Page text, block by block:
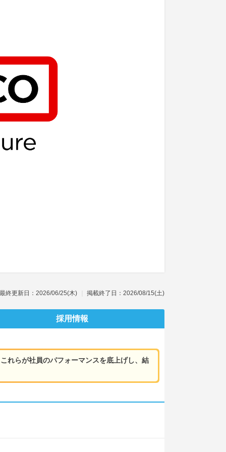
最終更新日：2026/06/25(木) 掲載終了日：2026/08/15(土)
採用情報
れらが社員のパフォーマンスを底上げし、結